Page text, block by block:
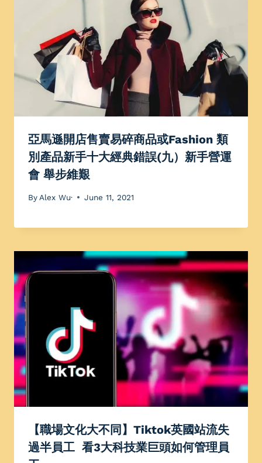
亞馬遜開店售賣易碎商品或Fashion 類
別產品新手十大經典錯誤(九）新手營運
會 舉步維艱
By Alex Wu· June 11, 2021
【職場文化大不同】Tiktok英國站流失
過半員工 看3大科技業巨頭如何管理員